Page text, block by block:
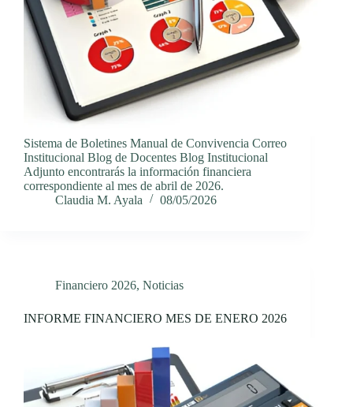
Sistema de Boletines Manual de Convivencia Correo
Institucional Blog de Docentes Blog Institucional
Adjunto encontrarás la información financiera
correspondiente al mes de abril de 2026.
Claudia M. Ayala
08/05/2026
Financiero 2026, Noticias
INFORME FINANCIERO MES DE ENERO 2026